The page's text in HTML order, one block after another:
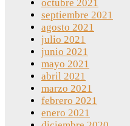
octubre 2021
septiembre 2021
agosto 2021
julio 2021
junio 2021
mayo 2021
abril 2021
marzo 2021
febrero 2021
enero 2021